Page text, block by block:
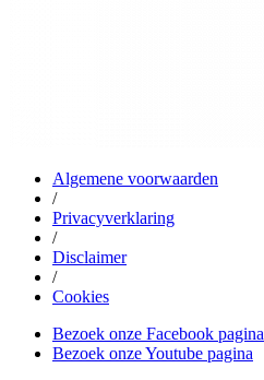
Algemene voorwaarden
/
Privacyverklaring
/
Disclaimer
/
Cookies
Bezoek onze Facebook pagina
Bezoek onze Youtube pagina